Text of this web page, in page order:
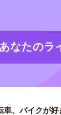
あなたのラ
車、バイクが好